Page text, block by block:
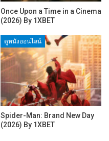
Once Upon a Time in a Cinema
(2026) By 1XBET
ดูหนังออนไลน์
Spider-Man: Brand New Day
(2026) By 1XBET